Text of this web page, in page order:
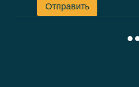
Отправить